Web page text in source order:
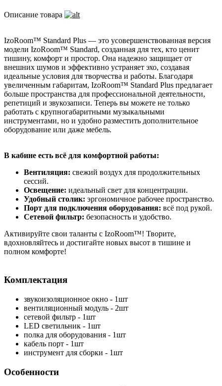
Описание товара
IzoRoom™ Standard Plus — это усовершенствованная версия
модели IzoRoom™ Standard, созданная для тех, кто ценит
тишину, комфорт и простор. Она надежно защищает от
внешних шумов и эффективно устраняет эхо, создавая
идеальные условия для творчества и работы. Благодаря
увеличенным габаритам, IzoRoom™ Standard Plus предлагает
больше пространства для профессиональной деятельности,
репетиций и звукозаписи. Теперь вы можете не только
работать с крупногабаритными музыкальными
инструментами, но и удобно разместить дополнительное
оборудование или даже мебель.
В кабине есть всё для комфортной работы:
Вентиляция: свежий воздух для продолжительных
сессий.
Освещение: идеальный свет для концентрации.
Удобный столик: эргономичное рабочее пространство.
Порт для подключения оборудования: всё под рукой.
Сетевой фильтр: безопасность и удобство.
Активируйте свои таланты с IzoRoom™! Творите,
вдохновляйтесь и достигайте новых высот в тишине и
полном комфорте!
Комплектация
звукоизоляционное окно - 1шт
вентиляционный модуль - 2шт
сетевой фильтр - 1шт
LED светильник - 1шт
полка для оборудования - 1шт
кабель порт - 1шт
инструмент для сборки - 1шт
Особенности